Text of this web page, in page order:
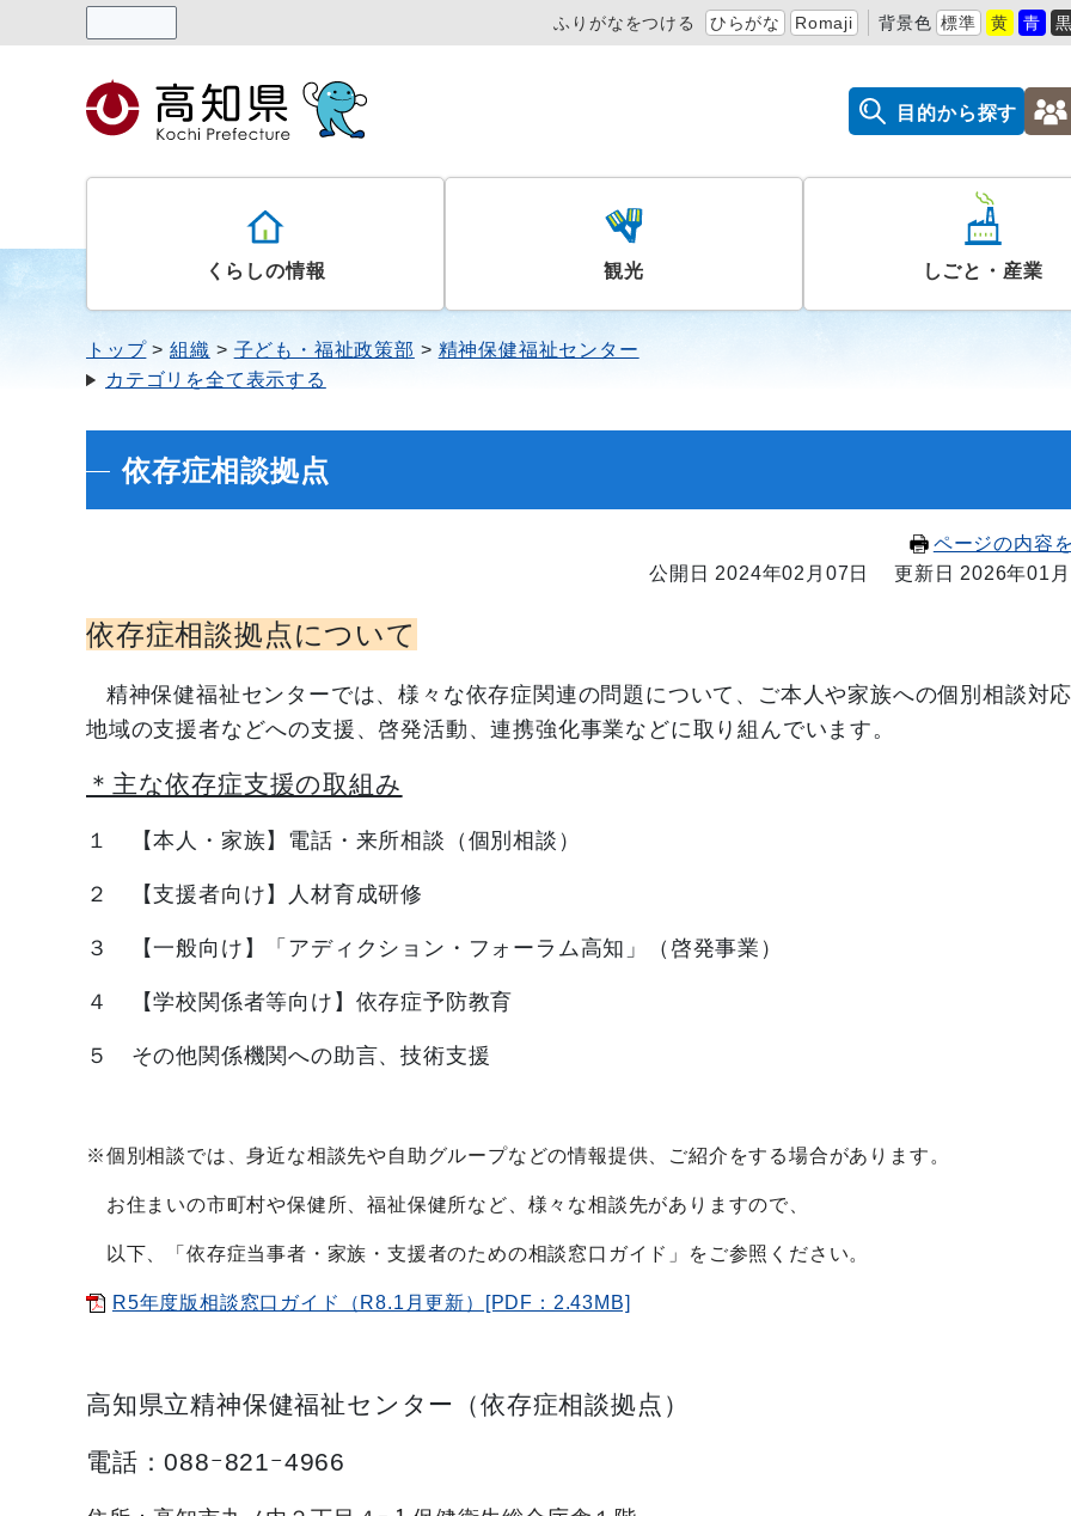
ふりがなをつける ひらがな Romaji 背景色 標準 黄 青
目的から探す
くらしの情報 観光 しごと・産業
トップ 組織 子ども・福祉政策部
精神保健福祉センター
カテゴリを全て表示する
依存症相談拠点
ページの内容
公開日 2024年02月07日
更新日 2026年01
依存症相談拠点について
精神保健福祉センターでは、様々な依存症関連の問題について、ご本人や家族への個別相談対
地域の支援者などへの支援、啓発活動、連携強化事業などに取り組んでいます。
＊主な依存症支援の取組み
１ 【本人・家族】電話・来所相談（個別相談）
２ 【支援者向け】人材育成研修
３ 【一般向け】「アディクション・フォーラム高知」（啓発事業）
４ 【学校関係者等向け】依存症予防教育
５ その他関係機関への助言、技術支援
※個別相談では、身近な相談先や自助グループなどの情報提供、ご紹介をする場合があります。
お住まいの市町村や保健所、福祉保健所など、様々な相談先がありますので、
以下、「依存症当事者・家族・支援者のための相談窓口ガイド」をご参照ください。
R5年度版相談窓口ガイド（R8.1月更新）[PDF：2.43MB]
高知県立精神保健福祉センター（依存症相談拠点）
電話：088ｰ821ｰ4966